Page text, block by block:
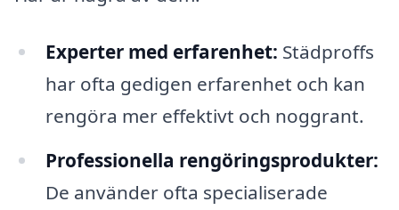
Experter med erfarenhet: Städproffs
har ofta gedigen erfarenhet och kan
rengöra mer effektivt och noggrant.
Professionella rengöringsprodukter:
De använder ofta specialiserade